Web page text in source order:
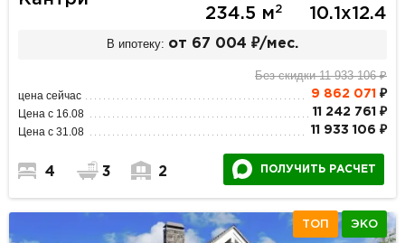
234.5 м2 10.1х12.4
В ипотеку: от 67 004 ₽/мес.
Без скидки 11 933 106 ₽
цена сейчас 9 862 071 ₽
Цена с 16.08 11 242 761 ₽
Цена с 31.08 11 933 106 ₽
4 3 2 ПОЛУЧИТЬ РАСЧЕТ
ТОП ЭКО